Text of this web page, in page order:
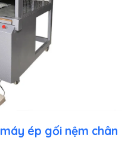
máy ép gối nệm chân